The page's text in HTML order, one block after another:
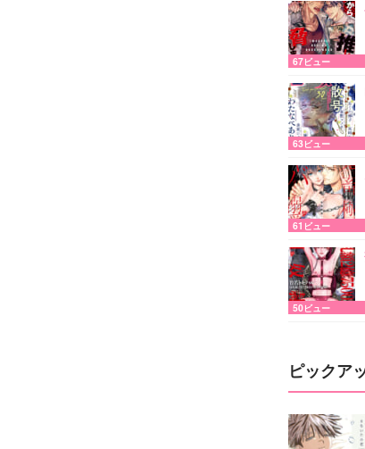
67ビュー
63ビュー
61ビュー
50ビュー
ピックア